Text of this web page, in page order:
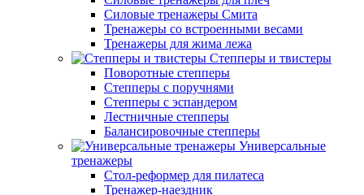
Силовые тренажеры Смита
Тренажеры со встроенными весами
Тренажеры для жима лежа
Степперы и твистеры
Поворотные степперы
Степперы с поручнями
Степперы с эспандером
Лестничные степперы
Балансировочные степперы
Универсальные
тренажеры
Стол-реформер для пилатеса
Тренажер-наездник